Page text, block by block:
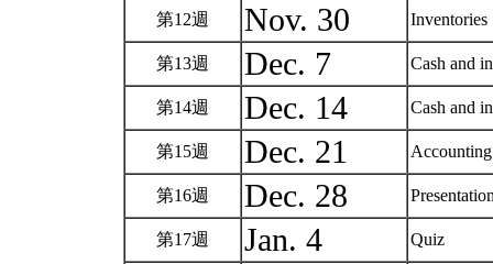
第12週 Nov. 30 Inventories
第13週 Dec. 7 Cash and
第14週 Dec. 14 Cash and
第15週 Dec. 21
第16週 Dec. 28
第17週 Jan. 4 Quiz